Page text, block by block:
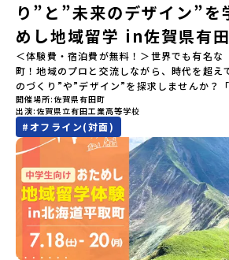
さいね😊▶︎全体説明会のアーカイブはこちら
る）YouTube：https://youtu.be/
si=e5erbspvwz5O8_uF【アーカイブ内容】
魅力・メリット・2026年度、日本全国20以
安心のサポート体制・質疑応答※各地域の詳
下の【STEP2】個別説明会にて紹介してい
ーーーーーーーーーーーーーーーー💡疑問も
る！2つのステップ知りたいことに合わせて
ください！【STEP1】全体オンライン説明
いつでも視聴可能です） 〜まずは「おためし
方へ〜プログラムの全体像や魅力、サポート
す。 【STEP2】個別プログラム説明会（☆
す）〜「地域別のプログラム」を具体的に知
は何をするの？」という疑問にお答えする
らではのプログラムをたっぷりお伝えします
説明会はこちらから（順次公開予定）【5/
【5/8(金)】熊本県芦北町▼おためし地域留
り”と”未来のデザイン”を
めし地域留学 in佐賀県有田
＜体験費・宿泊費が無料！＞世界でも有名な
町！地域のプロと交流しながら、時代を超え
のづくり”や”デザイン”を探求しませんか？
化が気になる。いつか留学してみたい！」「
化、町並みに興味がある！」「ものづくりや
き！」そんな中学生のみなさんにおすすめ！
験」は、日本全国約200の高校と連携し、地
を送る「地域みらい留学」をプチ体験できる
めてのひとり旅でも安心！現地でもスタッフ
いたします。今回のフィールドは「佐賀県有
う）」佐賀県の西部にある有田町は、江戸
「窯業（ようぎょう）」の町。 窯（かま）で
のづくりが、この町の文化として今も受け継
も知られる「有田焼」は、この窯業の中か
開催場所 佐賀県有田町
出演 佐賀県立有田工業高等学校
#オフライン(対面)